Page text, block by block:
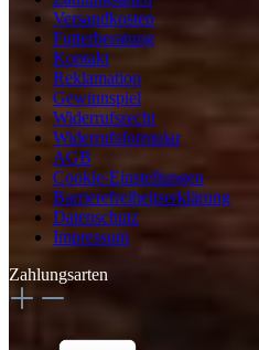
Versandkosten
Futterberatung
Kontakt
Reklamation
Gewinnspiel
Widerrufsrecht
Widerrufsformular
AGB
Cookie-Einstellungen
Barrierefreiheitserklärung
Datenschutz
Impressum
Zahlungsarten